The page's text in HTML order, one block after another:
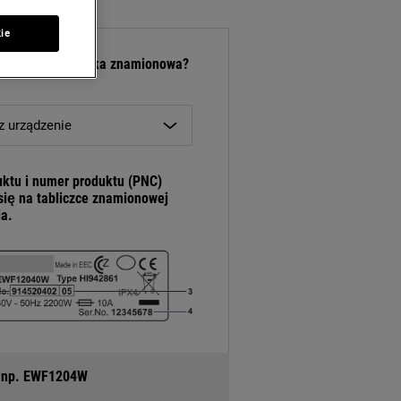
się tabliczka znamionowa?
urządzenie
i numer produktu (PNC)
na tabliczce znamionowej
EWF1204W